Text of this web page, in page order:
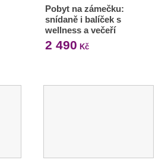
Pobyt na zámečku:
snídaně i balíček s
wellness a večeří
2 490 Kč